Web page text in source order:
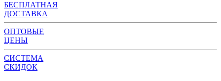
БЕСПЛАТНАЯ
ДОСТАВКА
ОПТОВЫЕ
ЦЕНЫ
СИСТЕМА
СКИДОК